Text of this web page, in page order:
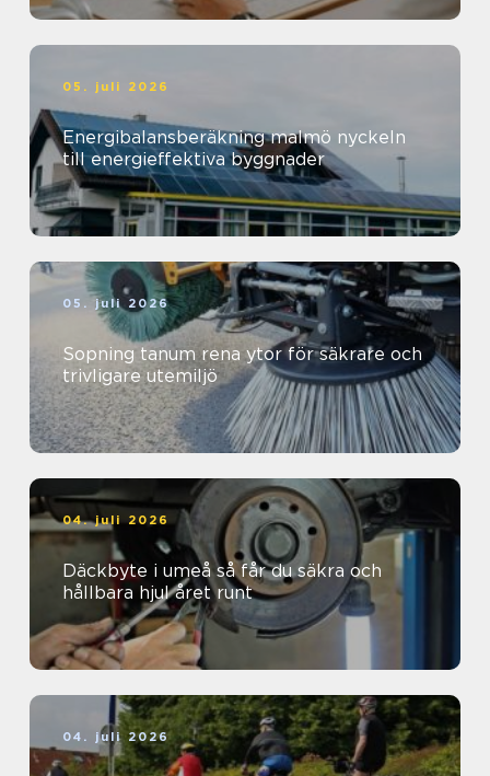
05. juli 2026
Energibalansberäkning malmö nyckeln
till energieffektiva byggnader
05. juli 2026
Sopning tanum rena ytor för säkrare och
trivligare utemiljö
04. juli 2026
Däckbyte i umeå så får du säkra och
hållbara hjul året runt
04. juli 2026